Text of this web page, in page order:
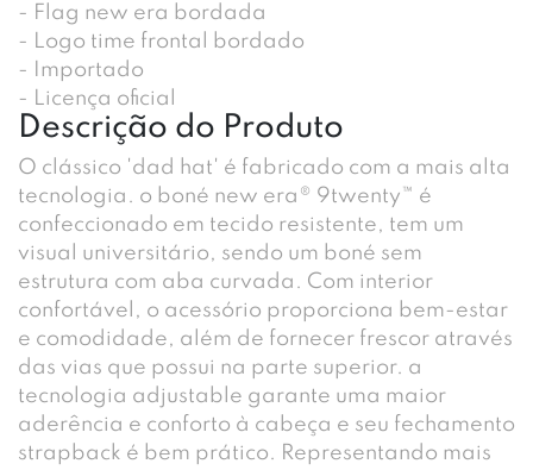
- Flag new era bordada
- Logo time frontal bordado
- Importado
- Licença oficial
Descrição do Produto
O clássico 'dad hat' é fabricado com a mais alta
tecnologia. o boné new era® 9twenty™ é
confeccionado em tecido resistente, tem um
visual universitário, sendo um boné sem
estrutura com aba curvada. Com interior
confortável, o acessório proporciona bem-estar
e comodidade, além de fornecer frescor através
das vias que possui na parte superior. a
tecnologia adjustable garante uma maior
aderência e conforto à cabeça e seu fechamento
strapback é bem prático. Representando mais